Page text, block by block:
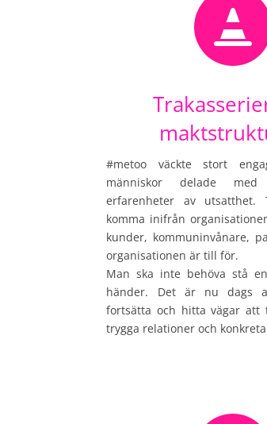

#metoo väckte stort
människor delade
erfarenheter av utsatthet.
komma inifrån
kunder, kommuninvånare,
organisationen är till för.
Man ska inte behöva stå
händer. Det är nu dags
fortsätta och hitta vägar att
trygga relationer och